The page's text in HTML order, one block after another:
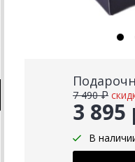
3 895
7 490 ₽
В